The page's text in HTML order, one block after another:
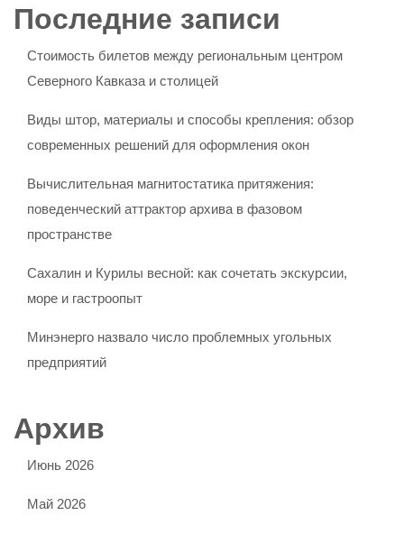
Последние записи
Стоимость билетов между региональным центром
Северного Кавказа и столицей
Виды штор, материалы и способы крепления: обзор
современных решений для оформления окон
Вычислительная магнитостатика притяжения:
поведенческий аттрактор архива в фазовом
пространстве
Сахалин и Курилы весной: как сочетать экскурсии,
море и гастроопыт
Минэнерго назвало число проблемных угольных
предприятий
Архив
Июнь 2026
Май 2026